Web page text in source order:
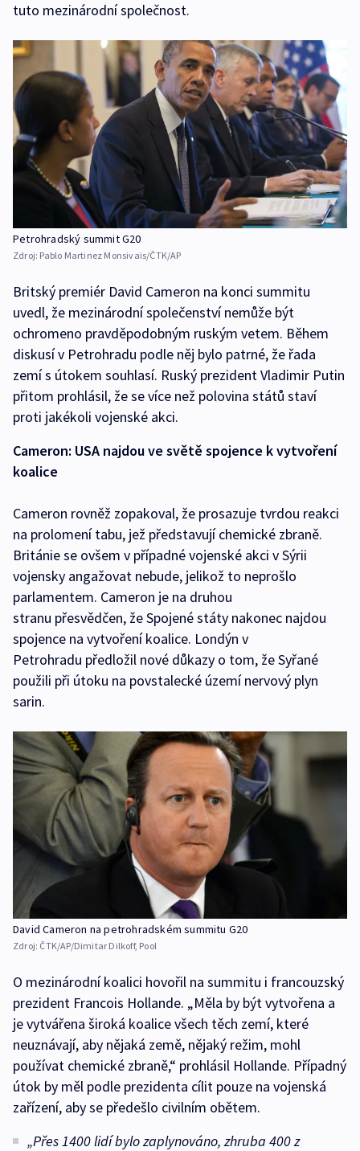
tuto mezinárodní společnost.
Petrohradský summit G20
Zdroj: Pablo Martinez Monsivais/ČTK/AP
Britský premiér David Cameron na konci summitu
uvedl, že mezinárodní společenství nemůže být
ochromeno pravděpodobným ruským vetem. Během
diskusí v Petrohradu podle něj bylo patrné, že řada
zemí s útokem souhlasí. Ruský prezident Vladimir Putin
přitom prohlásil, že se více než polovina států staví
proti jakékoli vojenské akci.
Cameron: USA najdou ve světě spojence k vytvoření
koalice
Cameron rovněž zopakoval, že prosazuje tvrdou reakci
na prolomení tabu, jež představují chemické zbraně.
Británie se ovšem v případné vojenské akci v Sýrii
vojensky angažovat nebude, jelikož to neprošlo
parlamentem. Cameron je na druhou
stranu přesvědčen, že Spojené státy nakonec najdou
spojence na vytvoření koalice. Londýn v
Petrohradu předložil nové důkazy o tom, že Syřané
použili při útoku na povstalecké území nervový plyn
sarin.
David Cameron na petrohradském summitu G20
Zdroj: ČTK/AP/Dimitar Dilkoff, Pool
O mezinárodní koalici hovořil na summitu i francouzský
prezident Francois Hollande. „Měla by být vytvořena a
je vytvářena široká koalice všech těch zemí, které
neuznávají, aby nějaká země, nějaký režim, mohl
používat chemické zbraně,“ prohlásil Hollande. Případný
útok by měl podle prezidenta cílit pouze na vojenská
zařízení, aby se předešlo civilním obětem.
„Přes 1400 lidí bylo zaplynováno, zhruba 400 z